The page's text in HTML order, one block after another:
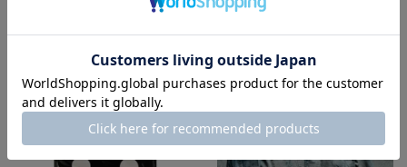
BARNEYS NEW YORK by ANC
¥47,300